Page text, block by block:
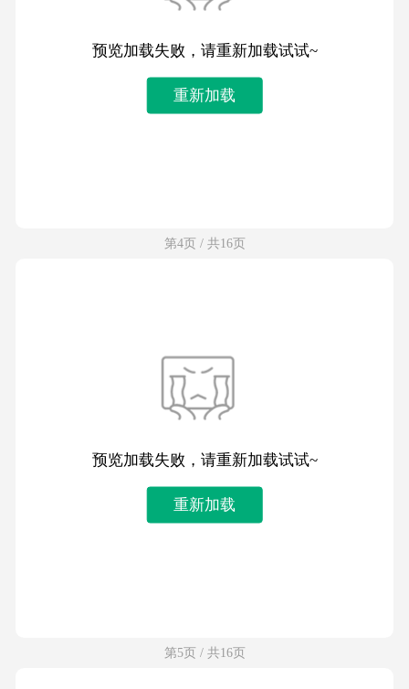
预览加载失败，请重新加载试试~
重新加载
第4页 / 共16页
预览加载失败，请重新加载试试~
重新加载
第5页 / 共16页